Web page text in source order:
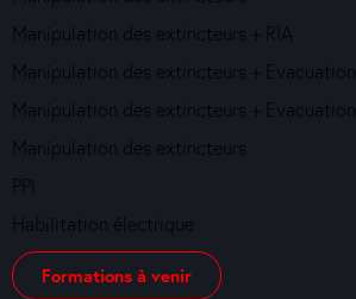
Manipulation des extincteurs + RIA
Manipulation des extincteurs + Evacuation
Manipulation des extincteurs + Evacuation
Manipulation des extincteurs
PPI
Habilitation électrique
Formations à venir